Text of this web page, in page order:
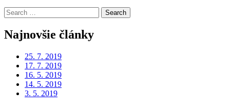
Search
for:
Najnovšie články
25. 7. 2019
17. 7. 2019
16. 5. 2019
14. 5. 2019
3. 5. 2019